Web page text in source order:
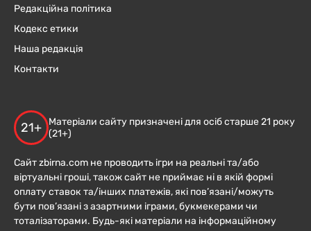
Редакційна політика
Кодекс етики
Наша редакція
Контакти
21+
Матеріали сайту призначені для осіб старше 21 року
(21+)
Сайт zbirna.com не проводить ігри на реальні та/або
віртуальні гроші, також сайт не приймає ні в якій формі
оплату ставок та/інших платежів, які пов’язані/можуть
бути пов’язані з азартними іграми, букмекерами чи
тоталізаторами. Будь-які матеріали на інформаційному